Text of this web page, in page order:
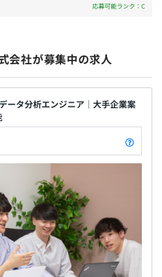
待遇に差異なし）
応募可能ランク：C
会社が募集中の求人
ータ分析エンジニア｜大手企業案